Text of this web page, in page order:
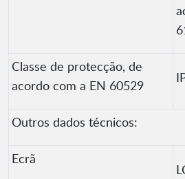
Classe de protecção, de
acordo com a EN 60529
Outros dados técnicos:
Ecrã